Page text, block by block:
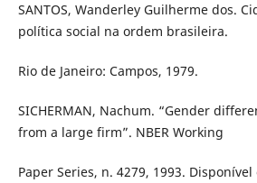
SANTOS, Wanderley Guilherme dos.
política social na ordem brasileira.
Rio de Janeiro: Campos, 1979.
SICHERMAN, Nachum. “Gender
from a large firm”. NBER Working
Paper Series, n. 4279, 1993. Disponível